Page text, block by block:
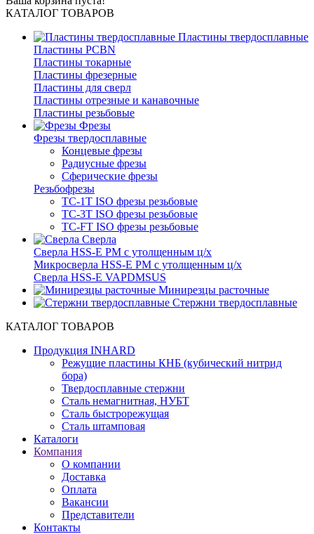
КАТАЛОГ ТОВАРОВ
Пластины твердосплавные
Пластины PCBN
Пластины токарные
Пластины фрезерные
Пластины для сверл
Пластины отрезные и канавочные
Пластины резьбовые
Фрезы
Фрезы твердосплавные
Концевые фрезы
Радиусные фрезы
Сферические фрезы
Резьбофрезы
TC-1T ISO фрезы резьбовые
TC-3T ISO фрезы резьбовые
TC-FT ISO фрезы резьбовые
Сверла
Cверла HSS-E PM c утолщенным ц/х
Микросверла HSS-E PM c утолщенным ц/х
Сверла HSS-E VAPDMSUS
Минирезцы расточные
Cтержни твердосплавные
КАТАЛОГ ТОВАРОВ
Продукция INHARD
Режущие пластины КНБ (кубический нитрид
бора)
Твердосплавные стержни
Сталь немагнитная, НУБТ
Сталь быстрорежущая
Сталь штамповая
Каталоги
Компания
О компании
Доставка
Оплата
Вакансии
Представители
Контакты